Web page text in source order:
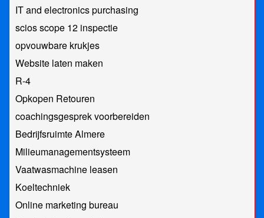
IT and electronics purchasing
scios scope 12 inspectie
opvouwbare krukjes
Website laten maken
R-4
Opkopen Retouren
coachingsgesprek voorbereiden
Bedrijfsruimte Almere
Milieumanagementsysteem
Vaatwasmachine leasen
Koeltechniek
Online marketing bureau